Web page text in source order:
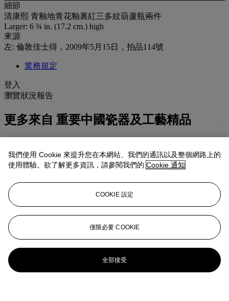
細節
清康熙 青釉地青花釉裏紅三多紋葫蘆瓶兩件
Larger: 6 ¾ in. (17.2 cm.) high
來源
左: 倫敦佳士得，2009年5月15日，拍品114號
業務規定
登入
瀏覽狀況報告
更多來自 重要中國瓷器及工藝精品
查看全部
我們使用 Cookie 來提升您在本網站、我們的通訊以及整個網路上的
使用體驗。欲了解更多資訊，請參閱我們的 Cookie 通知
COOKIE 設定
僅限必要 COOKIE
全部接受